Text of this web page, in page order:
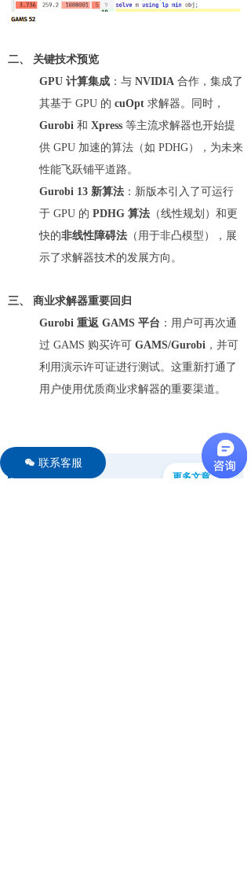
二、 关键技术预览
GPU 计算集成 ：与 NVIDIA 合作，集成了
其基于 GPU 的 cuOpt 求解器。同时，
Gurobi 和 Xpress 等主流求解器也开始提
供 GPU 加速的算法（如 PDHG），为未来
性能飞跃铺平道路。
Gurobi 13 新算法 ：新版本引入了可运行
于 GPU 的 PDHG 算法 （线性规划）和更
快的非线性障碍法 （用于非凸模型），展
示了求解器技术的发展方向。
三、 商业求解器重要回归
Gurobi 重返 GAMS 平台 ：用户可再次通
过 GAMS 购买许可 GAMS/Gurobi ，并可
利用演示许可证进行测试。这重新打通了
用户使用优质商业求解器的重要渠道。
相关文章 更多文章 →
너 联系客服